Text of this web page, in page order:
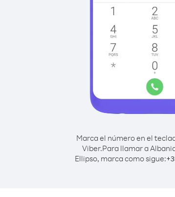
Marca el número en el
Viber.Para llamar a
Ellipso, marca como sigue:+